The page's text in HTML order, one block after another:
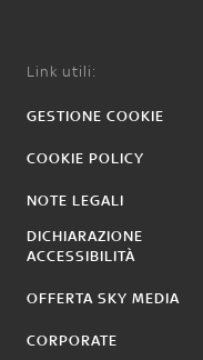
Link utili:
GESTIONE COOKIE
COOKIE POLICY
NOTE LEGALI
DICHIARAZIONE
ACCESSIBILITÀ
OFFERTA SKY MEDIA
CORPORATE